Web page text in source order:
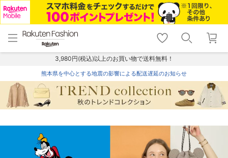
menu home
トップ
shopping_cart lock_outline
ログイン
3,980円(税込)以上のお買い物で送料無料！
熊本県を中心とする地震の影響による配送遅延のお知らせ